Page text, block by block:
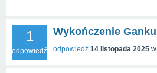
1
odpowiedź
Wykończenie Ganku
odpowiedź 14 listopada 2025 w